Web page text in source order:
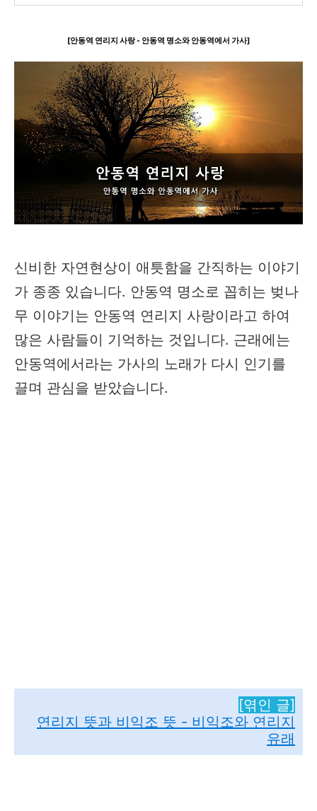
[안동역 연리지 사랑 - 안동역 명소와 안동역에서 가사]
신비한 자연현상이 애틋함을 간직하는 이야기
가 종종 있습니다. 안동역 명소로 꼽히는 벚나
무 이야기는 안동역 연리지 사랑이라고 하여
많은 사람들이 기억하는 것입니다. 근래에는
안동역에서라는 가사의 노래가 다시 인기를
끌며 관심을 받았습니다.
[엮인 글]
연리지 뜻과 비익조 뜻 - 비익조와 연리지
유래